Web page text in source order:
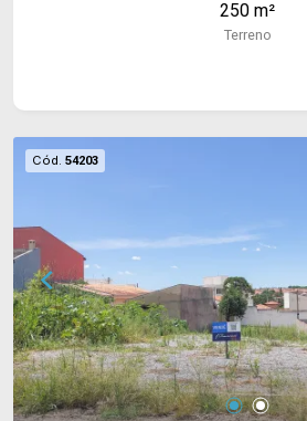
250 m²
Terreno
Cód. 54203